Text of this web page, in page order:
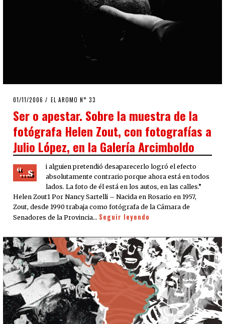
POSTED
01/11/2006 23/03/2020
EL AROMO N° 33
Ser o apestar. Sobre la muestra de la
fotógrafa Helen Zout, con fotografías a
Julio López, en la Galería Arcimboldo
“…s
i alguien pretendió desaparecerlo logró el efecto
absolutamente contrario porque ahora está en todos
lados. La foto de él está en los autos, en las calles.”
Helen Zout1 Por Nancy Sartelli – Nacida en Rosario en 1957,
Zout, desde 1990 trabaja como fotógrafa de la Cámara de
Senadores de la Provincia… Seguir leyendo